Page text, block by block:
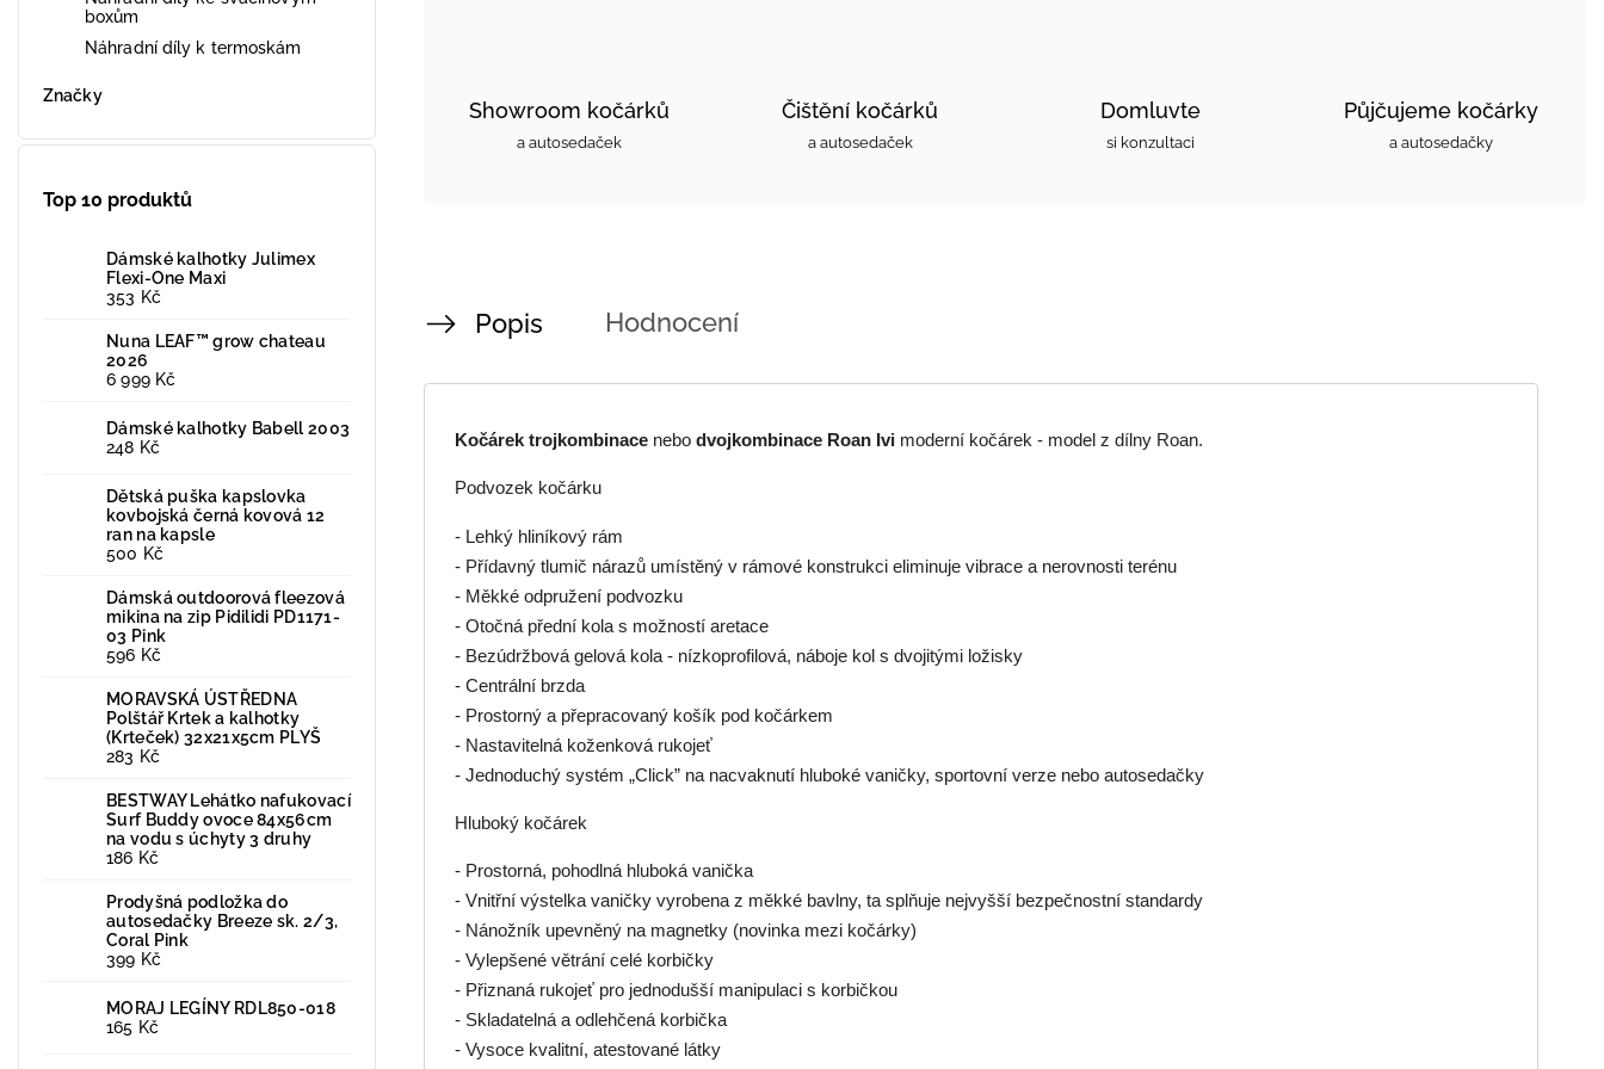
boxům
Náhradní díly k termoskám
Značky
Top 10 produktů
Dámské kalhotky Julimex
Flexi-One Maxi
353 Kč
Nuna LEAF™ grow chateau
2026
6 999 Kč
Dámské kalhotky Babell 2003
248 Kč
Dětská puška kapslovka
kovbojská černá kovová 12
ran na kapsle
500 Kč
Dámská outdoorová fleezová
mikina na zip Pidilidi PD1171-
03 Pink
596 Kč
MORAVSKÁ ÚSTŘEDNA
Polštář Krtek a kalhotky
(Krteček) 32x21x5cm PLYŠ
283 Kč
BESTWAY Lehátko nafukovací
Surf Buddy ovoce 84x56cm
na vodu s úchyty 3 druhy
186 Kč
Prodyšná podložka do
autosedačky Breeze sk. 2/3,
Coral Pink
399 Kč
MORAJ LEGÍNY RDL850-018
165 Kč
Showroom kočárků
a autosedaček
Čištění kočárků
a autosedaček
Domluvte
si konzultaci
Půjčujeme kočárky
a autosedačky
Popis Hodnocení
Kočárek trojkombinace nebo dvojkombinace Roan Ivi moderní kočárek - model z dílny Roan.
Podvozek kočárku
- Lehký hliníkový rám
- Přídavný tlumič nárazů umístěný v rámové konstrukci eliminuje vibrace a nerovnosti terénu
- Měkké odpružení podvozku
- Otočná přední kola s možností aretace
- Bezúdržbová gelová kola - nízkoprofilová, náboje kol s dvojitými ložisky
- Centrální brzda
- Prostorný a přepracovaný košík pod kočárkem
- Nastavitelná koženková rukojeť
- Jednoduchý systém „Click” na nacvaknutí hluboké vaničky, sportovní verze nebo autosedačky
Hluboký kočárek
- Prostorná, pohodlná hluboká vanička
- Vnitřní výstelka vaničky vyrobena z měkké bavlny, ta splňuje nejvyšší bezpečnostní standardy
- Nánožník upevněný na magnetky (novinka mezi kočárky)
- Vylepšené větrání celé korbičky
- Přiznaná rukojeť pro jednodušší manipulaci s korbičkou
- Skladatelná a odlehčená korbička
- Vysoce kvalitní, atestované látky